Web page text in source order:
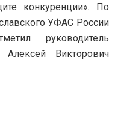
конкуренции». По
УФАС России
руководитель
Викторович